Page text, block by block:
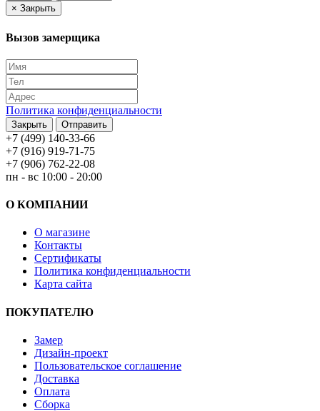
× Закрыть
Вызов замерщика
Политика конфиденциальности
Закрыть Отправить
+7 (499) 140-33-66
+7 (916) 919-71-75
+7 (906) 762-22-08
пн - вс 10:00 - 20:00
О КОМПАНИИ
О магазине
Контакты
Сертификаты
Политика конфиденциальности
Карта сайта
ПОКУПАТЕЛЮ
Замер
Дизайн-проект
Пользовательское соглашение
Доставка
Оплата
Сборка